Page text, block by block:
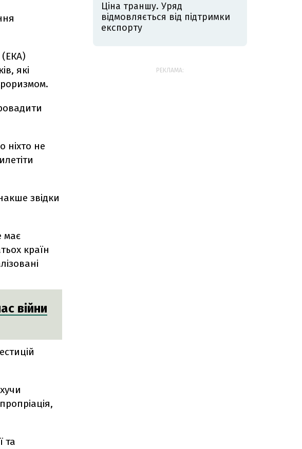
(ЕКА)
які
ніхто не
звідки
має
країн
війни
та
Ціна траншу. Уряд
відмовляється від підтримки
експорту
РЕКЛАМА: